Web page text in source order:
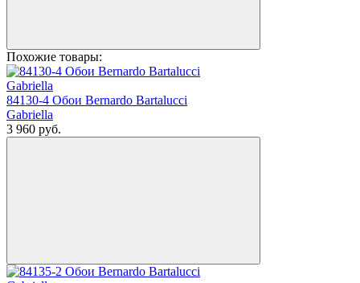
Похожие товары:
84130-4 Обои Bernardo Bartalucci
Gabriella
3 960 руб.